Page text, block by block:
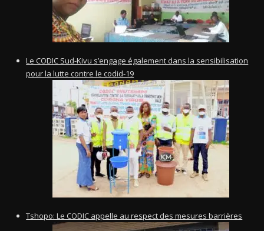
Le CODIC Sud-Kivu s’engage également dans la sensibilisation
pour la lutte contre le codid-19
Tshopo: Le CODIC appelle au respect des mesures barrières